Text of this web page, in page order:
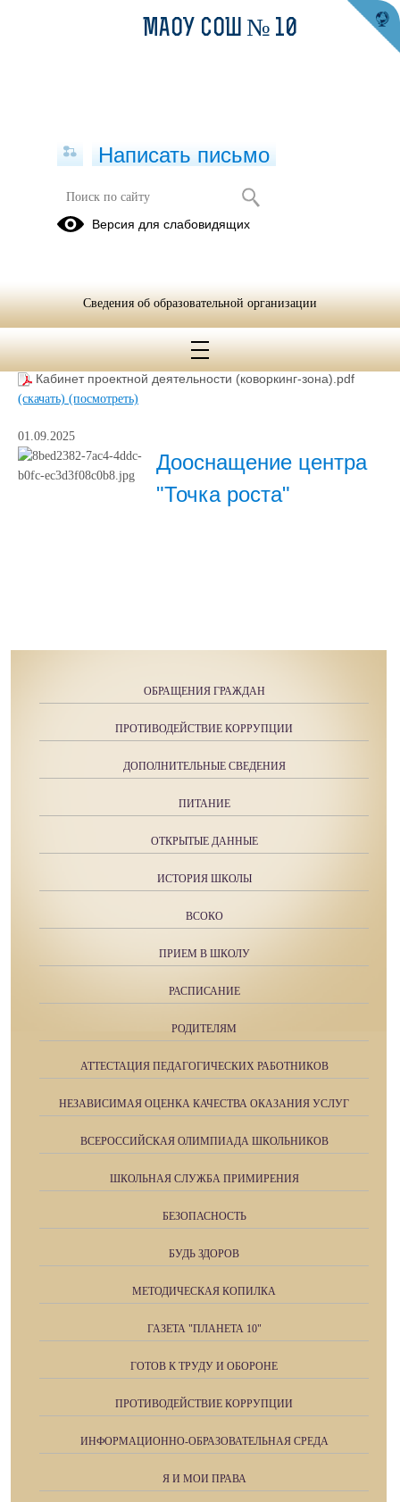
Материально-техническая база
Перечень оборудования, используемого в центре Точка
роста.pdf
(посмотреть)
Кабинет проектной деятельности (коворкинг-зона).pdf
(скачать) (посмотреть)
01.09.2025
Дооснащение центра
"Точка роста"
ОБРАЩЕНИЯ ГРАЖДАН
ПРОТИВОДЕЙСТВИЕ КОРРУПЦИИ
ДОПОЛНИТЕЛЬНЫЕ СВЕДЕНИЯ
ПИТАНИЕ
ОТКРЫТЫЕ ДАННЫЕ
ИСТОРИЯ ШКОЛЫ
ВСОКО
ПРИЕМ В ШКОЛУ
РАСПИСАНИЕ
РОДИТЕЛЯМ
АТТЕСТАЦИЯ ПЕДАГОГИЧЕСКИХ РАБОТНИКОВ
НЕЗАВИСИМАЯ ОЦЕНКА КАЧЕСТВА ОКАЗАНИЯ УСЛУГ
ВСЕРОССИЙСКАЯ ОЛИМПИАДА ШКОЛЬНИКОВ
ШКОЛЬНАЯ СЛУЖБА ПРИМИРЕНИЯ
БЕЗОПАСНОСТЬ
БУДЬ ЗДОРОВ
МЕТОДИЧЕСКАЯ КОПИЛКА
ГАЗЕТА "ПЛАНЕТА 10"
ГОТОВ К ТРУДУ И ОБОРОНЕ
ПРОТИВОДЕЙСТВИЕ КОРРУПЦИИ
ИНФОРМАЦИОННО-ОБРАЗОВАТЕЛЬНАЯ СРЕДА
Я И МОИ ПРАВА
МАОУ СОШ № 10
Написать письмо
Версия для слабовидящих
Сведения об образовательной организации